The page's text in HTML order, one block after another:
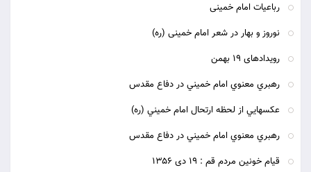
رباعیات امام خمینی
نوروز و بهار در شعر امام خمینی (ره)
رویدادهای 19 بهمن
رهبري معنوي امام خميني در دفاع مقدس
عكسهايي از لحظه ارتحال امام خميني (ره)
رهبري معنوي امام خميني در دفاع مقدس
قيام خونين مردم قم : 19 دى 1356